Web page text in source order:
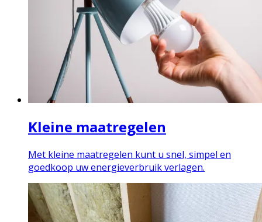
Kleine maatregelen
Met kleine maatregelen kunt u snel, simpel en
goedkoop uw energieverbruik verlagen.